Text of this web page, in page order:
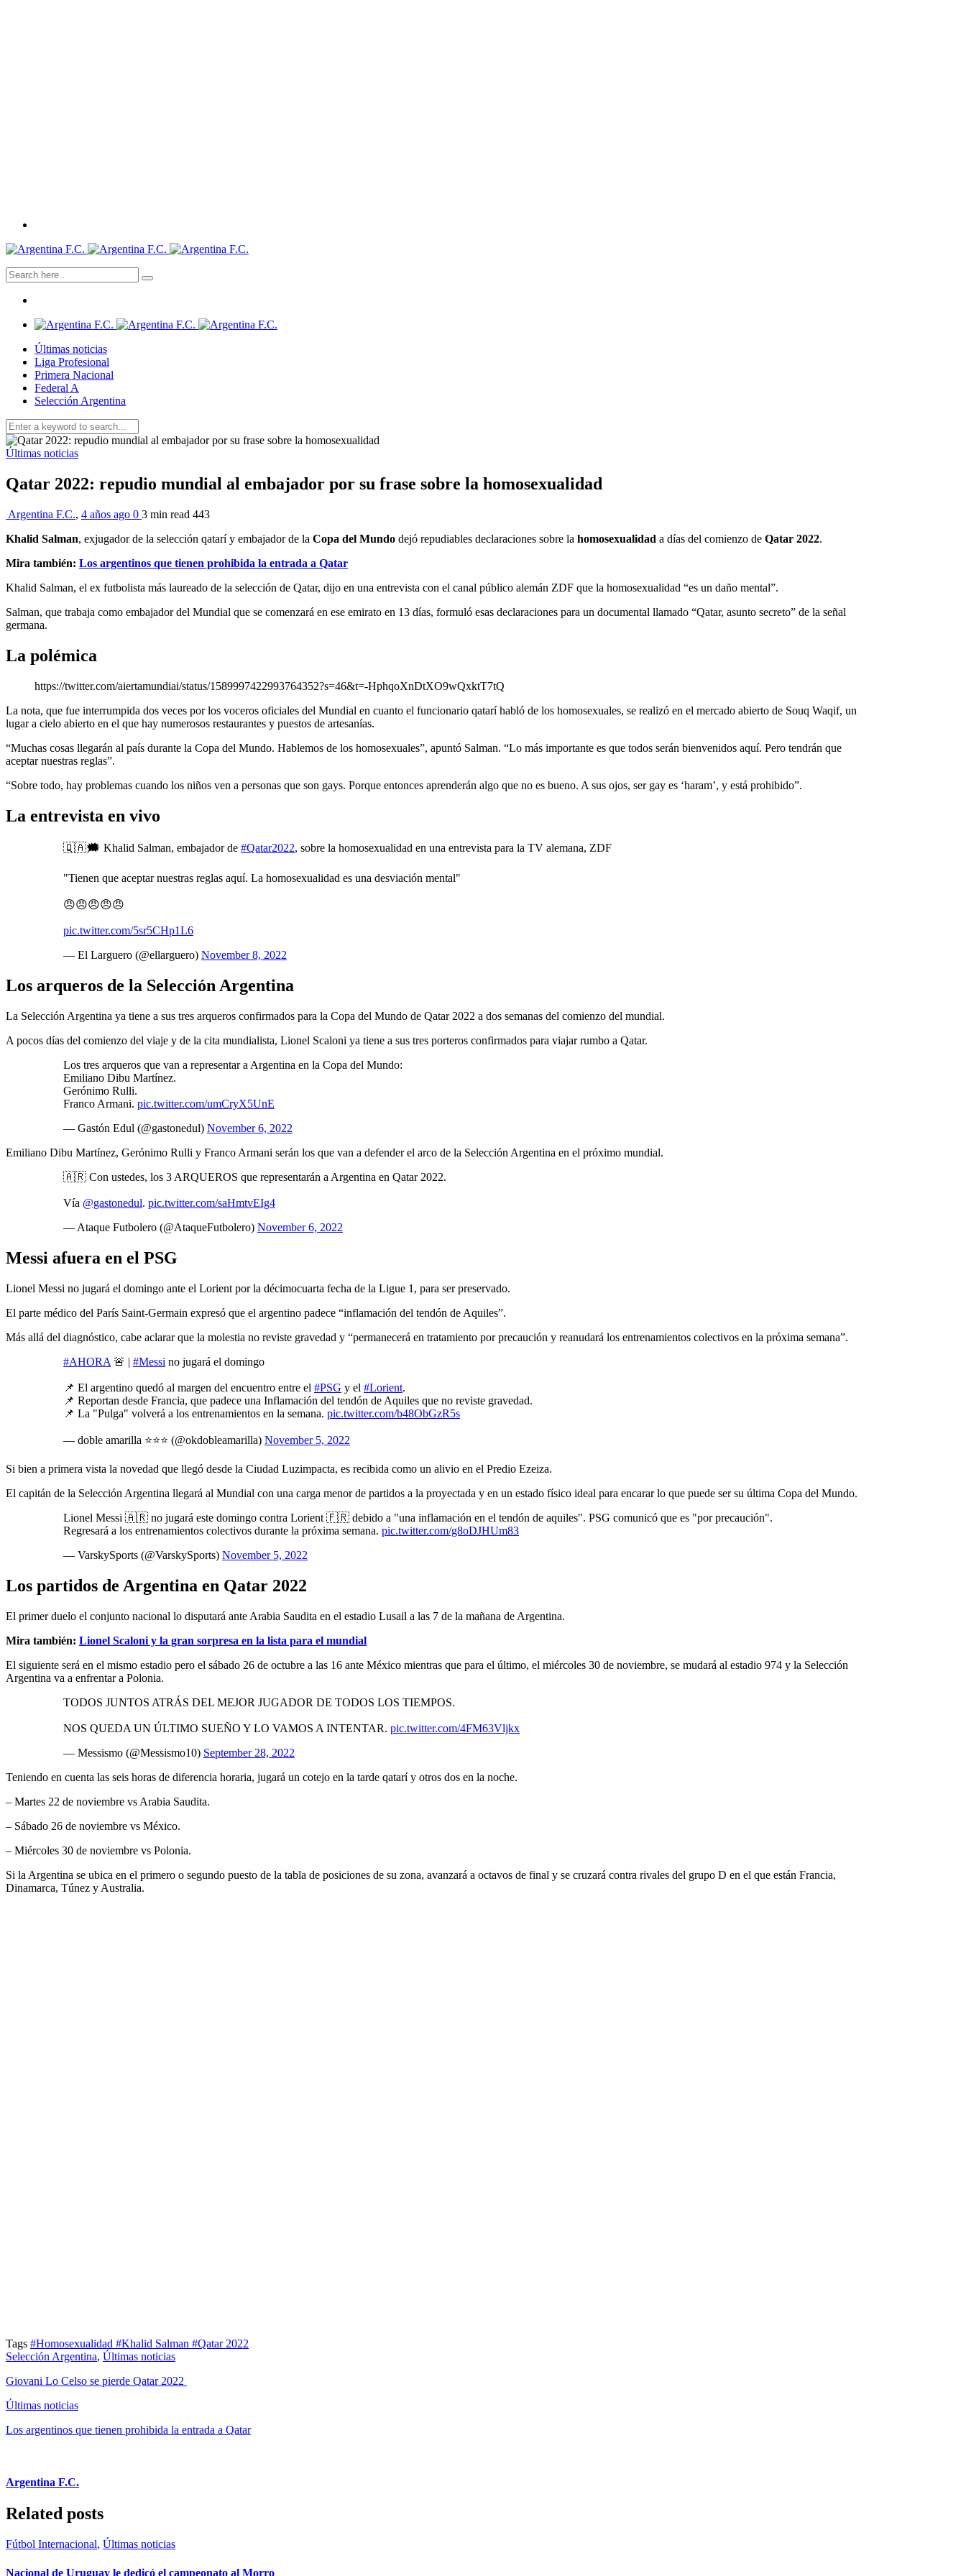
Últimas noticias
Liga Profesional
Primera Nacional
Federal A
Selección Argentina
Últimas noticias
Qatar 2022: repudio mundial al embajador por su frase sobre la homosexualidad
Argentina F.C., 4 años ago 0 3 min read 443
Khalid Salman, exjugador de la selección qatarí y embajador de la Copa del Mundo dejó repudiables declaraciones sobre la homosexualidad a días del comienzo de Qatar 2022.
Mira también: Los argentinos que tienen prohibida la entrada a Qatar
Khalid Salman, el ex futbolista más laureado de la selección de Qatar, dijo en una entrevista con el canal público alemán ZDF que la homosexualidad “es un daño mental”.
Salman, que trabaja como embajador del Mundial que se comenzará en ese emirato en 13 días, formuló esas declaraciones para un documental llamado “Qatar, asunto secreto” de la señal
germana.
La polémica
https://twitter.com/aiertamundiai/status/1589997422993764352?s=46&t=-HphqoXnDtXO9wQxktT7tQ
La nota, que fue interrumpida dos veces por los voceros oficiales del Mundial en cuanto el funcionario qatarí habló de los homosexuales, se realizó en el mercado abierto de Souq Waqif, un
lugar a cielo abierto en el que hay numerosos restaurantes y puestos de artesanías.
“Muchas cosas llegarán al país durante la Copa del Mundo. Hablemos de los homosexuales”, apuntó Salman. “Lo más importante es que todos serán bienvenidos aquí. Pero tendrán que
aceptar nuestras reglas”.
“Sobre todo, hay problemas cuando los niños ven a personas que son gays. Porque entonces aprenderán algo que no es bueno. A sus ojos, ser gay es ‘haram’, y está prohibido”.
La entrevista en vivo
🇶🇦🗯 Khalid Salman, embajador de #Qatar2022, sobre la homosexualidad en una entrevista para la TV alemana, ZDF
"Tienen que aceptar nuestras reglas aquí. La homosexualidad es una desviación mental"
😠😠😠😠😠
pic.twitter.com/5sr5CHp1L6
— El Larguero (@ellarguero) November 8, 2022
Los arqueros de la Selección Argentina
La Selección Argentina ya tiene a sus tres arqueros confirmados para la Copa del Mundo de Qatar 2022 a dos semanas del comienzo del mundial.
A pocos días del comienzo del viaje y de la cita mundialista, Lionel Scaloni ya tiene a sus tres porteros confirmados para viajar rumbo a Qatar.
Los tres arqueros que van a representar a Argentina en la Copa del Mundo:
Emiliano Dibu Martínez.
Gerónimo Rulli.
Franco Armani. pic.twitter.com/umCryX5UnE
— Gastón Edul (@gastonedul) November 6, 2022
Emiliano Dibu Martínez, Gerónimo Rulli y Franco Armani serán los que van a defender el arco de la Selección Argentina en el próximo mundial.
🇦🇷 Con ustedes, los 3 ARQUEROS que representarán a Argentina en Qatar 2022.
Vía @gastonedul. pic.twitter.com/saHmtvEIg4
— Ataque Futbolero (@AtaqueFutbolero) November 6, 2022
Messi afuera en el PSG
Lionel Messi no jugará el domingo ante el Lorient por la décimocuarta fecha de la Ligue 1, para ser preservado.
El parte médico del París Saint-Germain expresó que el argentino padece “inflamación del tendón de Aquiles”.
Más allá del diagnóstico, cabe aclarar que la molestia no reviste gravedad y “permanecerá en tratamiento por precaución y reanudará los entrenamientos colectivos en la próxima semana”.
#AHORA 🚨 | #Messi no jugará el domingo
📌 El argentino quedó al margen del encuentro entre el #PSG y el #Lorient.
📌 Reportan desde Francia, que padece una Inflamación del tendón de Aquiles que no reviste gravedad.
📌 La "Pulga" volverá a los entrenamientos en la semana. pic.twitter.com/b48ObGzR5s
— doble amarilla ⭐️⭐️⭐️ (@okdobleamarilla) November 5, 2022
Si bien a primera vista la novedad que llegó desde la Ciudad Luzimpacta, es recibida como un alivio en el Predio Ezeiza.
El capitán de la Selección Argentina llegará al Mundial con una carga menor de partidos a la proyectada y en un estado físico ideal para encarar lo que puede ser su última Copa del Mundo.
Lionel Messi 🇦🇷 no jugará este domingo contra Lorient 🇫🇷 debido a "una inflamación en el tendón de aquiles". PSG comunicó que es "por precaución".
Regresará a los entrenamientos colectivos durante la próxima semana. pic.twitter.com/g8oDJHUm83
— VarskySports (@VarskySports) November 5, 2022
Los partidos de Argentina en Qatar 2022
El primer duelo el conjunto nacional lo disputará ante Arabia Saudita en el estadio Lusail a las 7 de la mañana de Argentina.
Mira también: Lionel Scaloni y la gran sorpresa en la lista para el mundial
El siguiente será en el mismo estadio pero el sábado 26 de octubre a las 16 ante México mientras que para el último, el miércoles 30 de noviembre, se mudará al estadio 974 y la Selección
Argentina va a enfrentar a Polonia.
TODOS JUNTOS ATRÁS DEL MEJOR JUGADOR DE TODOS LOS TIEMPOS.
NOS QUEDA UN ÚLTIMO SUEÑO Y LO VAMOS A INTENTAR. pic.twitter.com/4FM63Vljkx
— Messismo (@Messismo10) September 28, 2022
Teniendo en cuenta las seis horas de diferencia horaria, jugará un cotejo en la tarde qatarí y otros dos en la noche.
– Martes 22 de noviembre vs Arabia Saudita.
– Sábado 26 de noviembre vs México.
– Miércoles 30 de noviembre vs Polonia.
Si la Argentina se ubica en el primero o segundo puesto de la tabla de posiciones de su zona, avanzará a octavos de final y se cruzará contra rivales del grupo D en el que están Francia,
Dinamarca, Túnez y Australia.
Tags #Homosexualidad #Khalid Salman #Qatar 2022
Selección Argentina, Últimas noticias
Giovani Lo Celso se pierde Qatar 2022
Últimas noticias
Los argentinos que tienen prohibida la entrada a Qatar
Argentina F.C.
Related posts
Fútbol Internacional, Últimas noticias
Nacional de Uruguay le dedicó el campeonato al Morro